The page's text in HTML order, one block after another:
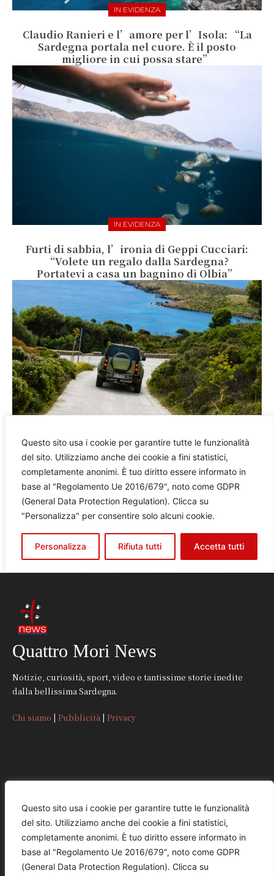
Questo sito usa i cookie per garantire tutte le funzionalità
del sito. Utilizziamo anche dei cookie a fini statistici,
completamente anonimi. È tuo diritto essere informato in
base al "Regolamento Ue 2016/679", noto come GDPR
(General Data Protection Regulation). Clicca su
Quattro Mori News
Notizie, curiosità, sport, video e tantissime storie inedite
dalla bellissima Sardegna.
Chi siamo | Pubblicità | Privacy
CONTATTI
REDAZIONE
redazione@quattromorinews.it